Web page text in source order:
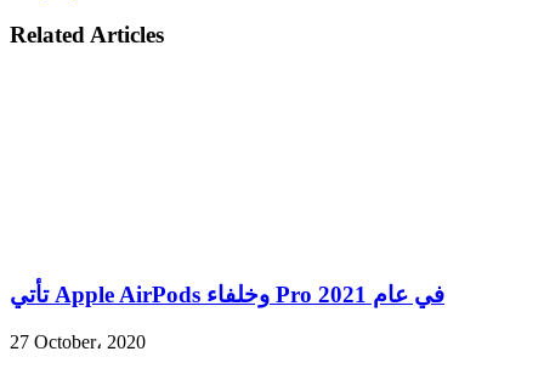
Related Articles
تأتي Apple AirPods وخلفاء Pro في عام 2021
27 October، 2020